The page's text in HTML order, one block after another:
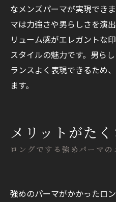
なメンズパーマが実現でき
マは力強さや男らしさを演
リューム感がエレガントな
スタイルの魅力です。男ら
ランスよく表現できるため
ます。
ロングでする強めパーマの
メリットがたく
強めのパーマがかかったロ